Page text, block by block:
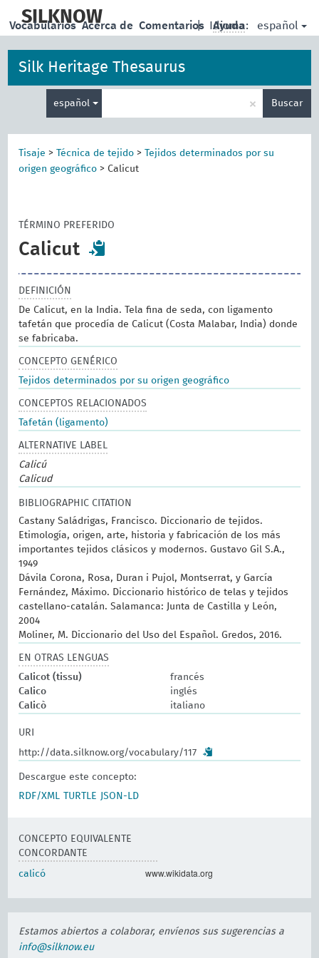
main
SILKNOW | Idioma: español
Vocabularios Acerca de Comentarios Ayuda
Silk Heritage Thesaurus
español × Buscar
Tisaje > Técnica de tejido >
Tejidos determinados por su
origen geográfico > Calicut
TÉRMINO PREFERIDO
Calicut
DEFINICIÓN
De Calicut, en la India. Tela fina de seda, con ligamento
tafetán que procedía de Calicut (Costa Malabar, India) donde
se fabricaba.
CONCEPTO GENÉRICO
Tejidos determinados por su origen geográfico
CONCEPTOS RELACIONADOS
Tafetán (ligamento)
ALTERNATIVE LABEL
Calicú
Calicud
BIBLIOGRAPHIC CITATION
Castany Saládrigas, Francisco. Diccionario de tejidos.
Etimología, origen, arte, historia y fabricación de los más
importantes tejidos clásicos y modernos. Gustavo Gil S.A.,
1949
Dávila Corona, Rosa, Duran i Pujol, Montserrat, y García
Fernández, Máximo. Diccionario histórico de telas y tejidos
castellano-catalán. Salamanca: Junta de Castilla y León,
2004
Moliner, M. Diccionario del Uso del Español. Gredos, 2016.
EN OTRAS LENGUAS
Calicot (tissu)
francés
Calico
inglés
Calicò
italiano
URI
http://data.silknow.org/vocabulary/117
Descargue este concepto:
RDF/XML
TURTLE JSON-LD
CONCEPTO EQUIVALENTE
CONCORDANTE
calicó www.wikidata.org
Estamos abiertos a colaborar, envíenos sus sugerencias a
info@silknow.eu